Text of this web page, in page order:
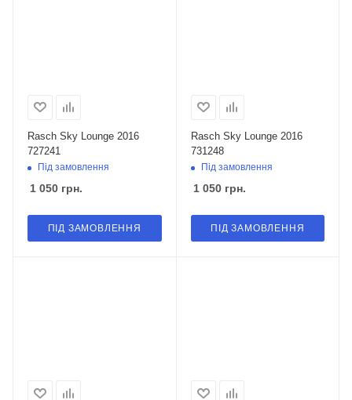
Rasch Sky Lounge 2016
727241
Під замовлення
1 050 грн.
ПІД ЗАМОВЛЕННЯ
Rasch Sky Lounge 2016
731248
Під замовлення
1 050грн.
ПІД ЗАМОВЛЕННЯ